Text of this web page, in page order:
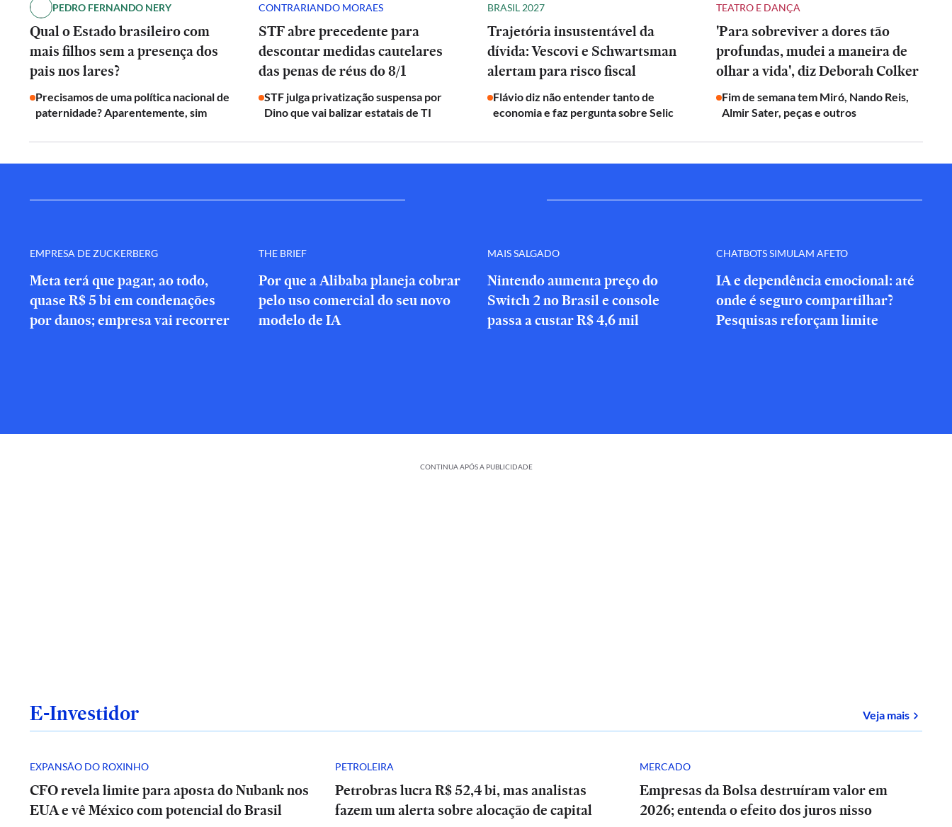
PEDRO FERNANDO NERY
Qual o Estado brasileiro com
mais filhos sem a presença dos
pais nos lares?
Precisamos de uma política nacional de
paternidade? Aparentemente, sim
CONTRARIANDO MORAES
STF abre precedente para
descontar medidas cautelares
das penas de réus do 8/1
STF julga privatização suspensa por
Dino que vai balizar estatais de TI
BRASIL 2027
Trajetória insustentável da
dívida: Vescovi e Schwartsman
alertam para risco fiscal
Flávio diz não entender tanto de
economia e faz pergunta sobre Selic
TEATRO E DANÇA
'Para sobreviver a dores tão
profundas, mudei a maneira de
olhar a vida', diz Deborah Colker
Fim de semana tem Miró, Nando Reis,
Almir Sater, peças e outros
EMPRESA DE ZUCKERBERG
Meta terá que pagar, ao todo,
quase R$ 5 bi em condenações
por danos; empresa vai recorrer
THE BRIEF
Por que a Alibaba planeja cobrar
pelo uso comercial do seu novo
modelo de IA
MAIS SALGADO
Nintendo aumenta preço do
Switch 2 no Brasil e console
passa a custar R$ 4,6 mil
CHATBOTS SIMULAM AFETO
IA e dependência emocional: até
onde é seguro compartilhar?
Pesquisas reforçam limite
CONTINUA APÓS A PUBLICIDADE
E-Investidor Veja mais sobre
EXPANSÃO DO ROXINHO
CFO revela limite para aposta do Nubank nos
EUA e vê México com potencial do Brasil
PETROLEIRA
Petrobras lucra R$ 52,4 bi, mas analistas
fazem um alerta sobre alocação de capital
MERCADO
Empresas da Bolsa destruíram valor em
2026; entenda o efeito dos juros nisso